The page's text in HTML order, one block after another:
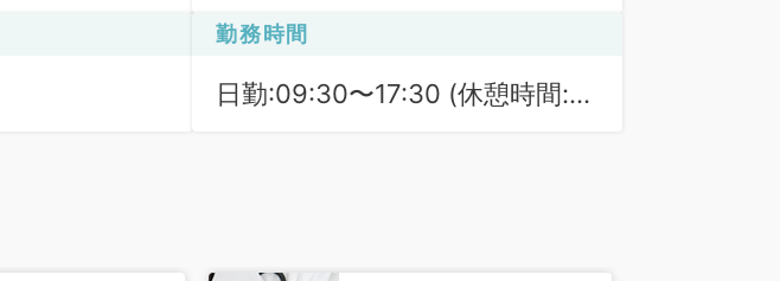
勤務時間
日勤:09:30〜17:30 (休憩時間: